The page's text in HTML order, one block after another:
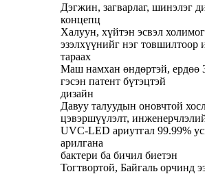
Дэгжин, загварлаг, шинэлэг
концепц
Халуун, хүйтэн эсвэл
эзэлхүүнийг нэг товшилтоор
тараах
Маш намхан өндөртэй, ердөө
гэсэн патент бүтэцтэй
дизайн
Давуу талуудын оновчтой
цэвэршүүлэлт,
UVC-LED ариутгал 99.99%
арилгана
бактери ба бичил биетэн
Тогтвортой, Байгаль орчинд